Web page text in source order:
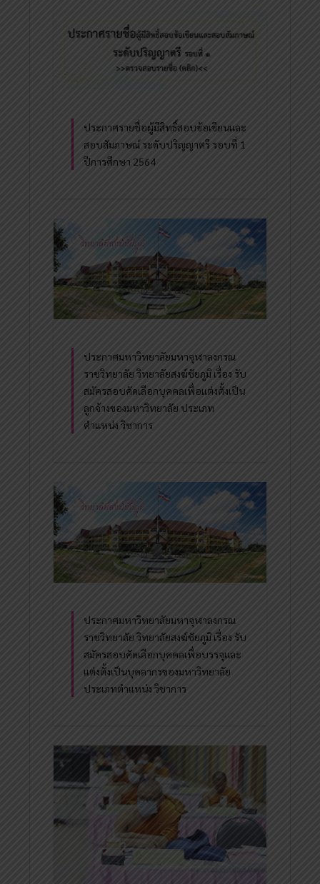
ประกาศรายชื่อผู้มีสิทธิ์สอบข้อเขียนและ
สอบสัมภาษณ์ ระดับปริญญาตรี รอบที่ 1
ปีการศึกษา 2564
ประกาศมหาวิทยาลัยมหาจุฬาลงกรณ
ราชวิทยาลัย วิทยาลัยสงฆ์ชัยภูมิ เรื่อง รับ
สมัครสอบคัดเลือกบุคคลเพื่อแต่งตั้งเป็น
ลูกจ้างของมหาวิทยาลัย ประเภท
ตำแหน่ง วิชาการ
ประกาศมหาวิทยาลัยมหาจุฬาลงกรณ
ราชวิทยาลัย วิทยาลัยสงฆ์ชัยภูมิ เรื่อง รับ
สมัครสอบคัดเลือกบุคคลเพื่อบรรจุและ
แต่งตั้งเป็นบุคลากรของมหาวิทยาลัย
ประเภทตำแหน่ง วิชาการ